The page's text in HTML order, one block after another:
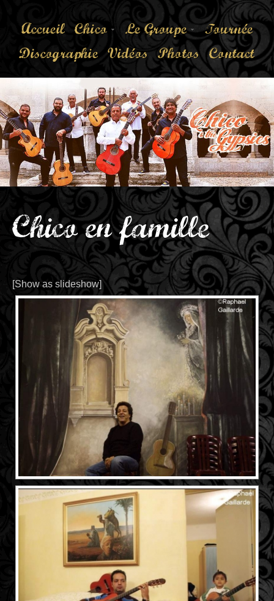
Accueil Chico Le Groupe
Tournée
Discographie Vidéos Photos Contact
Chico en famille
[Show as slideshow]